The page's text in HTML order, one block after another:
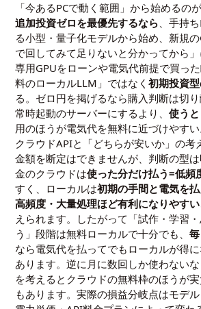
「今あるPCで動く範囲」から始めるの
追加投資ゼロを最優先するなら、手持
る小型・量子化モデルから始め、新規
で回してみて足りないと分かってから」
専用GPUをローンや電気代前提で買っ
料のローカルLLM」ではなく初期投資
る。ゼロ円を掲げるなら購入判断は切り
常時起動のサーバーにするより、使う
用のほうが電気代を無料に近づけやすい
クラウドAPIと「どちらが安いか」の考
金額を断定はできませんが、判断の型
金のクラウドは使った分だけ払う=低頻
すく、ローカルは初期の手間と電気を
高頻度・大量処理ほど有利になりやすい
えられます。したがって「試作・学習
う」段階は無料ローカルで十分でも、
なら電気代を払ってでもローカルが得
あります。逆に月に数回しか使わない
を考えるとクラウドの無料枠のほうが
もあります。実際の損益分岐点はモデ